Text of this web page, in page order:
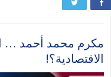
مكرم محمد أحمد …
الاقتصادية؟!